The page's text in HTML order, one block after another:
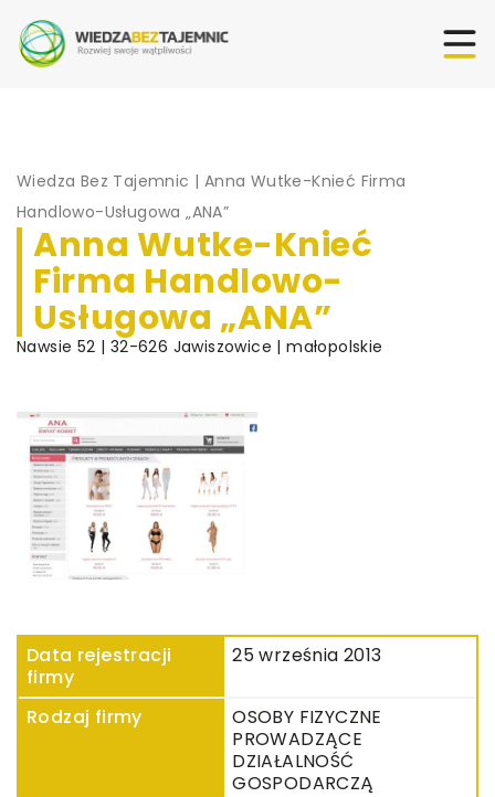
Wiedza Bez Tajemnic | Anna Wutke-Knieć Firma
Handlowo-Usługowa „ANA”
Anna Wutke-Knieć
Firma Handlowo-
Usługowa „ANA”
Nawsie 52 | 32-626 Jawiszowice | małopolskie
Data rejestracji
firmy
25 września 2013
Rodzaj firmy
OSOBY FIZYCZNE
PROWADZĄCE
DZIAŁALNOŚĆ
GOSPODARCZĄ